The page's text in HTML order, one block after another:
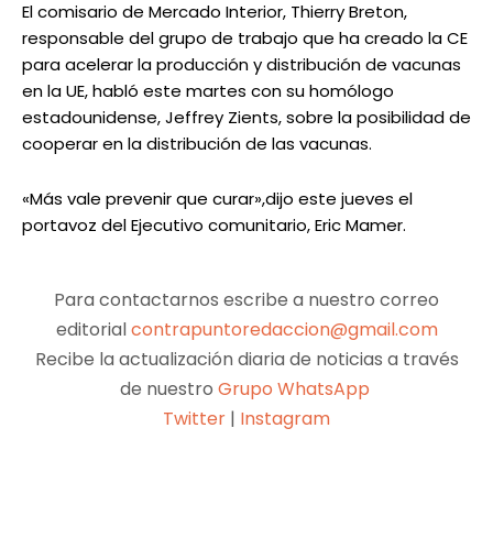
El comisario de Mercado Interior, Thierry Breton,
responsable del grupo de trabajo que ha creado la CE
para acelerar la producción y distribución de vacunas
en la UE, habló este martes con su homólogo
estadounidense, Jeffrey Zients, sobre la posibilidad de
cooperar en la distribución de las vacunas.
«Más vale prevenir que curar»,dijo este jueves el
portavoz del Ejecutivo comunitario, Eric Mamer.
Para contactarnos escribe a nuestro correo
editorialcontrapuntoredaccion@gmail.com
Recibe la actualización diaria de noticias a través
de nuestro Grupo WhatsApp
Twitter | Instagram